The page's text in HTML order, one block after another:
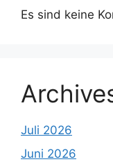
Es sind keine
Juli 2026
Juni 2026